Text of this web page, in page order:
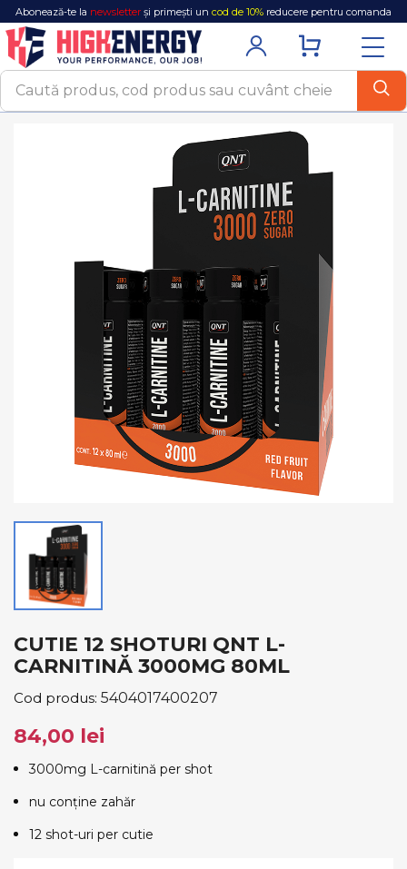
Abonează-te la newsletter și primești un cod de 10% reducere pentru comanda
ta!
CUTIE 12 SHOTURI QNT L-
CARNITINĂ 3000MG 80ML
Cod produs: 5404017400207
84,00 lei
3000mg L-carnitină per shot
nu conține zahăr
12 shot-uri per cutie